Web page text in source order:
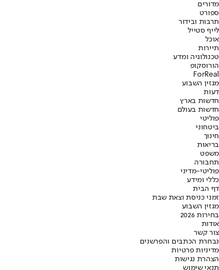
מדורים
ספורט
תרבות ובידור
לייף סטייל
אוכל
תיירות
טכנולוגיה ומדע
הורוסקופ
ForReal
מגזין השבוע
דעות
חדשות בארץ
חדשות בעולם
פוליטי
ביטחוני
חינוך
בריאות
משפט
תחבורה
פוליטי-מדיני
כללי ומידע
דף הבית
זמני כניסת וצאת שבת
מגזין השבוע
בחירות 2026
אודות
צור קשר
נבחרת הכתבים והפרשנים
מדיניות פרטיות
הצהרת נגישות
תנאי שימוש